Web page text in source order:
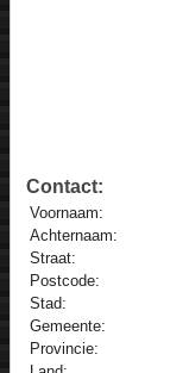
Contact:
Voornaam:
Achternaam:
Straat:
Postcode:
Stad:
Gemeente:
Provincie: